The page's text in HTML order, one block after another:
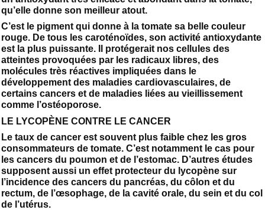
qu’elle donne son meilleur atout.
C’est le pigment qui donne à la tomate sa belle couleur
rouge. De tous les caroténoïdes, son activité antioxydante
est la plus puissante. Il protégerait nos cellules des
atteintes provoquées par les radicaux libres, des
molécules très réactives impliquées dans le
développement des maladies cardiovasculaires, de
certains cancers et de maladies liées au vieillissement
comme l’ostéoporose.
LE LYCOPÈNE CONTRE LE CANCER
Le taux de cancer est souvent plus faible chez les gros
consommateurs de tomate. C’est notamment le cas pour
les cancers du poumon et de l’estomac. D’autres études
supposent aussi un effet protecteur du lycopène sur
l’incidence des cancers du pancréas, du côlon et du
rectum, de l’œsophage, de la cavité orale, du sein et du col
de l’utérus.